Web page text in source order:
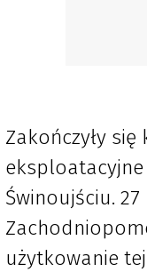
Zakończyły
Świnoujściu.
użytkowanie